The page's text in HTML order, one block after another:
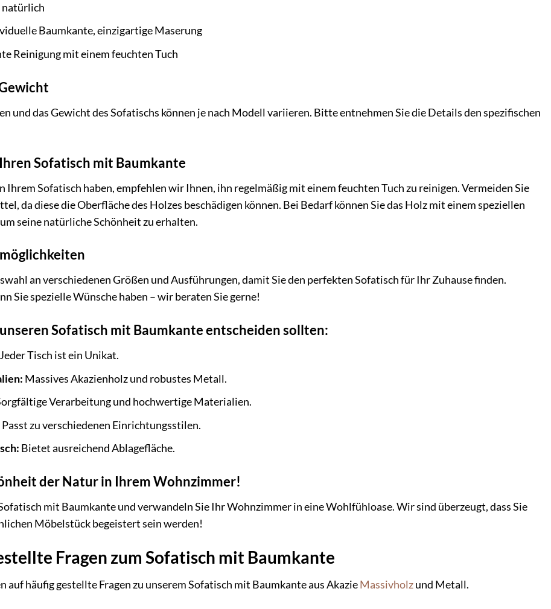
natürlich
Baumkante, einzigartige Maserung
Reinigung mit einem feuchten Tuch
und das Gewicht des Sofatischs können je nach Modell variieren. Bitte entnehmen Sie die Details den spezifischen
Sofatisch mit Baumkante
Ihrem Sofatisch haben, empfehlen wir Ihnen, ihn regelmäßig mit einem feuchten Tuch zu reinigen. Vermeiden Sie
da diese die Oberfläche des Holzes beschädigen können. Bei Bedarf können Sie das Holz mit einem speziellen
seine natürliche Schönheit zu erhalten.
an verschiedenen Größen und Ausführungen, damit Sie den perfekten Sofatisch für Ihr Zuhause finden.
Sie spezielle Wünsche haben – wir beraten Sie gerne!
Sofatisch mit Baumkante entscheiden sollten:
Jeder Tisch ist ein Unikat.
Massives Akazienholz und robustes Metall.
Verarbeitung und hochwertige Materialien.
Passt zu verschiedenen Einrichtungsstilen.
Bietet ausreichend Ablagefläche.
der Natur in Ihrem Wohnzimmer!
mit Baumkante und verwandeln Sie Ihr Wohnzimmer in eine Wohlfühloase. Wir sind überzeugt, dass Sie
Möbelstück begeistert sein werden!
Fragen zum Sofatisch mit Baumkante
auf häufig gestellte Fragen zu unserem Sofatisch mit Baumkante aus AkazieMassivholzund Metall.